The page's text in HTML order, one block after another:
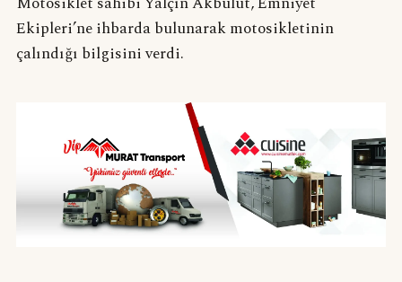
Ekipleri’ne ihbarda bulunarak motosikletinin
çalındığı bilgisini verdi.